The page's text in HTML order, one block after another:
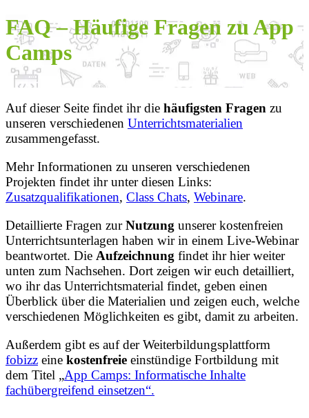
FAQ – Häufige Fragen zu App
Camps
Auf dieser Seite findet ihr die häufigsten Fragen zu
unseren verschiedenen Unterrichtsmaterialien
zusammengefasst.
Mehr Informationen zu unseren verschiedenen
Projekten findet ihr unter diesen Links:
Zusatzqualifikationen, Class Chats, Webinare.
Detaillierte Fragen zurNutzung unserer kostenfreien
Unterrichtsunterlagen haben wir in einem Live-Webinar
beantwortet. Die Aufzeichnung findet ihr hier weiter
unten zum Nachsehen. Dort zeigen wir euch detailliert,
wo ihr das Unterrichtsmaterial findet, geben einen
Überblick über die Materialien und zeigen euch, welche
verschiedenen Möglichkeiten es gibt, damit zu arbeiten.
Außerdem gibt es auf der Weiterbildungsplattform
fobizz eine kostenfreie einstündige Fortbildung mit
dem Titel „App Camps: Informatische Inhalte
fachübergreifend einsetzen“.